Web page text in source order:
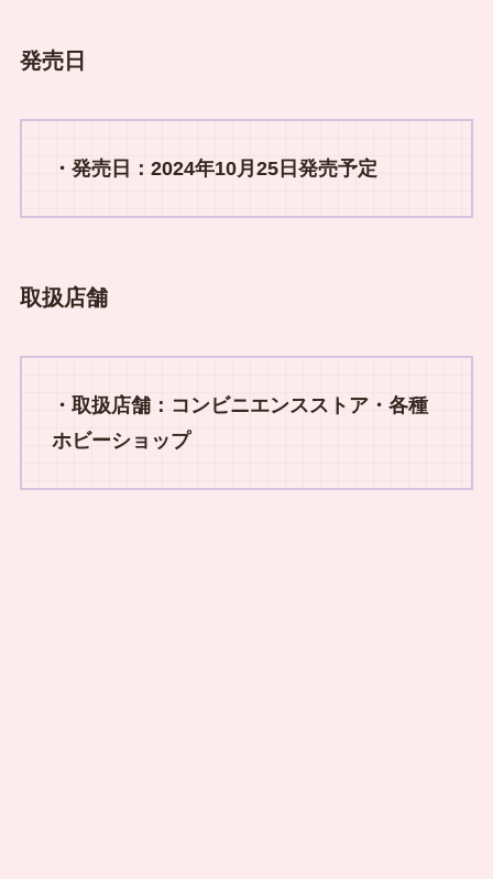
発売日
・発売日：2024年10月25日発売予定
取扱店舗
・取扱店舗：コンビニエンスストア・各種
ホビーショップ